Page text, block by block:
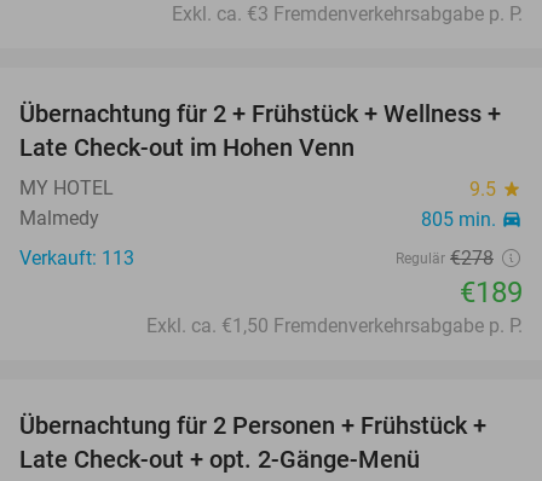
Exkl. ca. €3 Fremdenverkehrsabgabe p. P.
32%
Übernachtung für 2 + Frühstück + Wellness +
Late Check-out im Hohen Venn
MY HOTEL 9.5 star
Malmedy 805 min. directions_car
Verkauft: 113 Regulär €278
€189
Exkl. ca. €1,50 Fremdenverkehrsabgabe p. P.
41%
Übernachtung für 2 Personen + Frühstück +
Late Check-out + opt. 2-Gänge-Menü